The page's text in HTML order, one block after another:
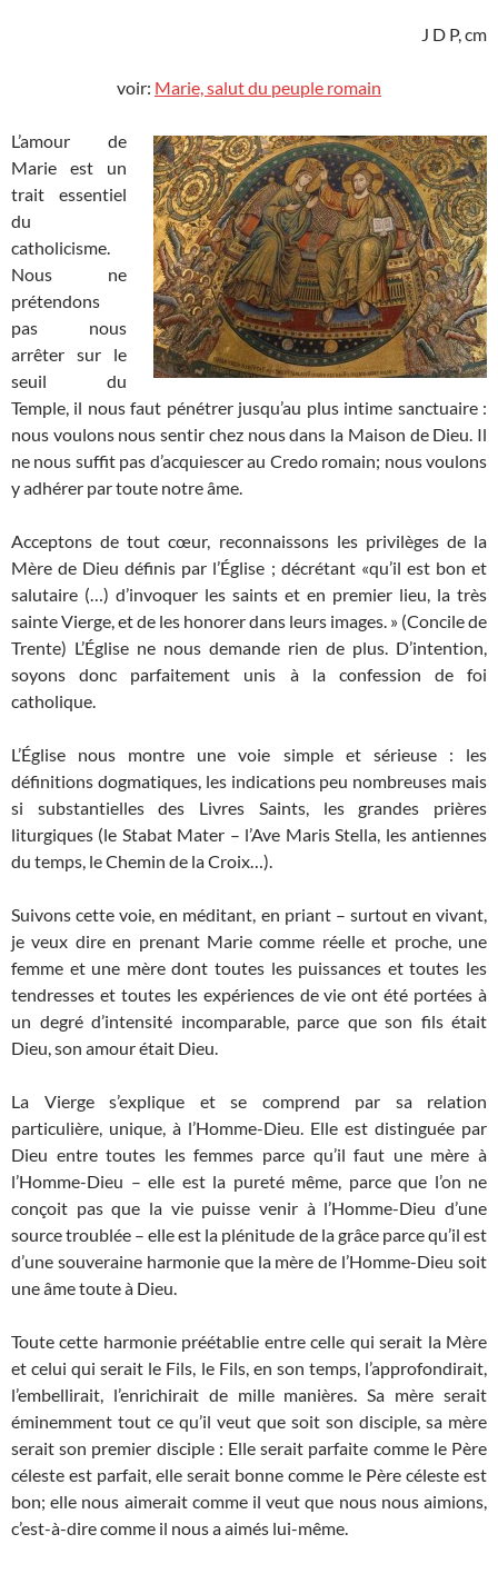
J D P, cm
voir: Marie, salut du peuple romain
L’amour de
Marie est un
trait essentiel
du
catholicisme.
Nous ne
prétendons
pas nous
arrêter sur le
seuil du
Temple, il nous faut pénétrer jusqu’au plus intime sanctuaire :
nous voulons nous sentir chez nous dans la Maison de Dieu. Il
ne nous suffit pas d’acquiescer au Credo romain; nous voulons
y adhérer par toute notre âme.
Acceptons de tout cœur, reconnaissons les privilèges de la
Mère de Dieu définis par l’Église ; décrétant «qu’il est bon et
salutaire (…) d’invoquer les saints et en premier lieu, la très
sainte Vierge, et de les honorer dans leurs images. » (Concile de
Trente) L’Église ne nous demande rien de plus. D’intention,
soyons donc parfaitement unis à la confession de foi
catholique.
L’Église nous montre une voie simple et sérieuse : les
définitions dogmatiques, les indications peu nombreuses mais
si substantielles des Livres Saints, les grandes prières
liturgiques (le Stabat Mater – l’Ave Maris Stella, les antiennes
du temps, le Chemin de la Croix…).
Suivons cette voie, en méditant, en priant – surtout en vivant,
je veux dire en prenant Marie comme réelle et proche, une
femme et une mère dont toutes les puissances et toutes les
tendresses et toutes les expériences de vie ont été portées à
un degré d’intensité incomparable, parce que son fils était
Dieu, son amour était Dieu.
La Vierge s’explique et se comprend par sa relation
particulière, unique, à l’Homme-Dieu. Elle est distinguée par
Dieu entre toutes les femmes parce qu’il faut une mère à
l’Homme-Dieu – elle est la pureté même, parce que l’on ne
conçoit pas que la vie puisse venir à l’Homme-Dieu d’une
source troublée – elle est la plénitude de la grâce parce qu’il est
d’une souveraine harmonie que la mère de l’Homme-Dieu soit
une âme toute à Dieu.
Toute cette harmonie préétablie entre celle qui serait la Mère
et celui qui serait le Fils, le Fils, en son temps, l’approfondirait,
l’embellirait, l’enrichirait de mille manières. Sa mère serait
éminemment tout ce qu’il veut que soit son disciple, sa mère
serait son premier disciple : Elle serait parfaite comme le Père
céleste est parfait, elle serait bonne comme le Père céleste est
bon; elle nous aimerait comme il veut que nous nous aimions,
c’est-à-dire comme il nous a aimés lui-même.